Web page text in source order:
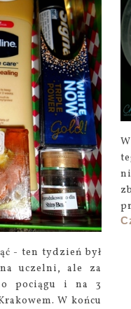
- ten tydzień był
uczelni, ale za
pociągu i na 3
W końcu